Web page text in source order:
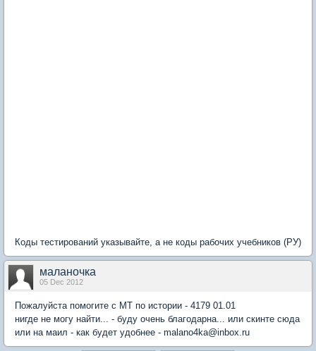
Коды тестирований указывайте, а не коды рабочих учебников (РУ)
маланочка
05 Dec 2012
Пожалуйста помогите с МТ по истории - 4179 01.01
нигде не могу найти... - буду очень благодарна... или скинте сюда
или на маил - как будет удобнее - malano4ka@inbox.ru